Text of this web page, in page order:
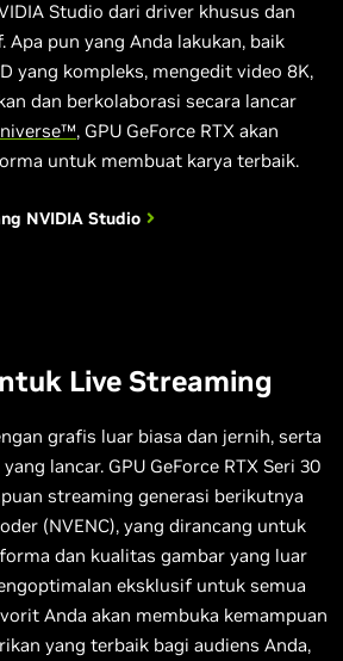
Studio dari driver khusus dan
Apa pun yang Anda lakukan, baik
yang kompleks, mengedit video 8K,
dan berkolaborasi secara lancar
, GPU GeForce RTX akan
untuk membuat karya terbaik.
NVIDIA Studio
Live Streaming
grafis luar biasa dan jernih, serta
lancar. GPU GeForce RTX Seri 30
streaming generasi berikutnya
(NVENC), yang dirancang untuk
dan kualitas gambar yang luar
eksklusif untuk semua
Anda akan membuka kemampuan
yang terbaik bagi audiens Anda,